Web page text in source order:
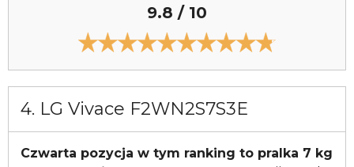
9.8 / 10
4. LG Vivace F2WN2S7S3E
Czwarta pozycja w tym ranking to pralka 7 kg